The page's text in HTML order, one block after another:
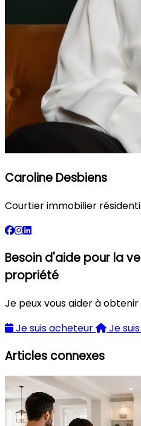
Caroline Desbiens
Courtier immobilier
Besoin d'aide pour la
propriété
Je peux vous aider à
Je suis acheteur
Je
Articles connexes